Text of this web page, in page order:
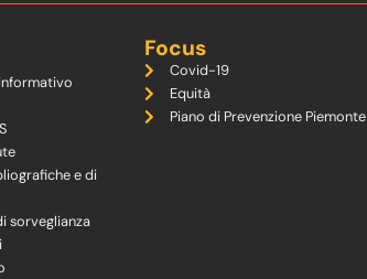
e di
sorveglianza
Focus
Covid-19
Equità
Piano di Prevenzione Piemonte